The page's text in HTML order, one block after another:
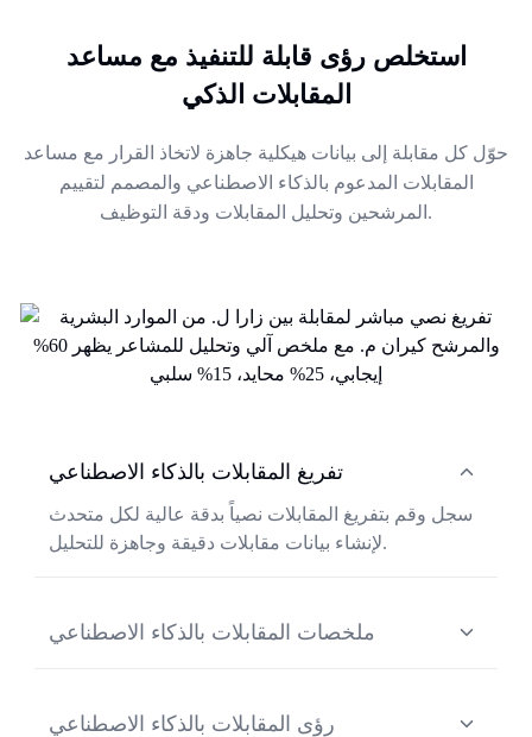
استخلص رؤى قابلة للتنفيذ مع مساعد
المقابلات الذكي
حوّل كل مقابلة إلى بيانات هيكلية جاهزة لاتخاذ القرار مع مساعد
المقابلات المدعوم بالذكاء الاصطناعي والمصمم لتقييم
المرشحين وتحليل المقابلات ودقة التوظيف.
تفريغ المقابلات بالذكاء الاصطناعي
سجل وقم بتفريغ المقابلات نصياً بدقة عالية لكل متحدث
لإنشاء بيانات مقابلات دقيقة وجاهزة للتحليل.
ملخصات المقابلات بالذكاء الاصطناعي
رؤى المقابلات بالذكاء الاصطناعي